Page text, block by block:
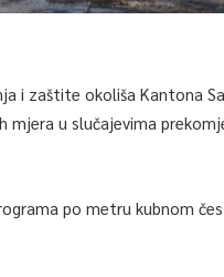
i zaštite okoliša Kantona
mjera u slučajevima
po metru kubnom